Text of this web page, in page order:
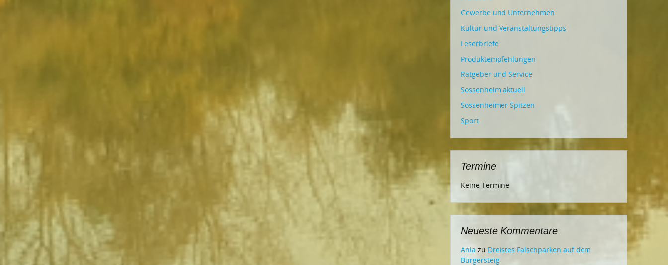
Gewerbe und Unternehmen
Kultur und Veranstaltungstipps
Leserbriefe
Produktempfehlungen
Ratgeber und Service
Sossenheim aktuell
Sossenheimer Spitzen
Sport
Termine
Keine Termine
Neueste Kommentare
Ania zu Dreistes Falschparken auf dem
Bürgersteig